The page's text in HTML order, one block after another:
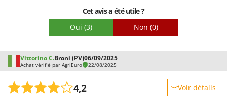
Cet avis a été utile ?
Oui (3) Non (0)
Vittorino C.Broni (PV)06/09/2025
Achat vérifié par AgriEuro 22/08/2025
4,2 Voir détails